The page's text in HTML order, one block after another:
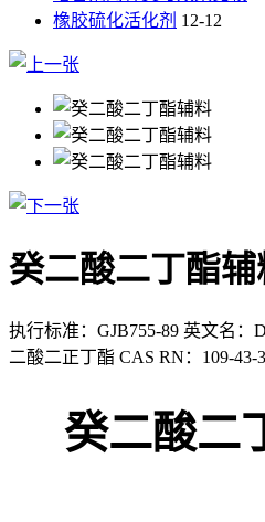
橡胶硫化活化剂 12-12
癸二酸二丁酯辅
执行标准：GJB755-89 英文名：
二酸二正丁酯 CAS RN：109-43-3
癸二酸二